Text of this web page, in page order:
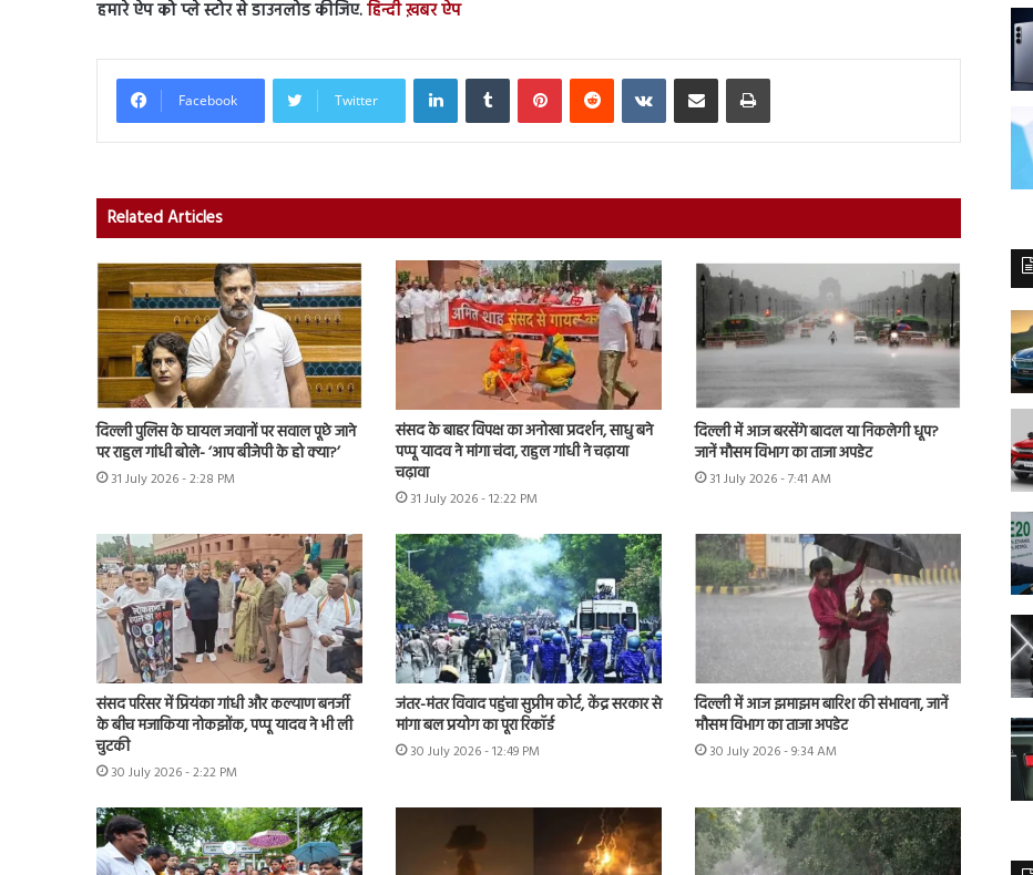
हमारे ऐप को प्ले स्टोर से डाउनलोड कीजिए.हिन्दी ख़बर ऐप
Facebook Twitter
LinkedInTumblr PinterestReddit VKontakteShare via Email Print
Related Articles
दिल्ली पुलिस के घायल जवानों पर सवाल पूछे जाने
पर राहुल गांधी बोले- ‘आप बीजेपी के हो क्या?’
31 July 2026 - 2:28 PM
संसद के बाहर विपक्ष का अनोखा प्रदर्शन, साधु बने
पप्पू यादव ने मांगा चंदा, राहुल गांधी ने चढ़ाया
चढ़ावा
31 July 2026 - 12:22 PM
दिल्ली में आज बरसेंगे बादल या निकलेगी धूप?
जानें मौसम विभाग का ताजा अपडेट
31 July 2026 - 7:41 AM
संसद परिसर में प्रियंका गांधी और कल्याण बनर्जी
के बीच मजाकिया नोकझोंक, पप्पू यादव ने भी ली
चुटकी
30 July 2026 - 2:22 PM
जंतर-मंतर विवाद पहुंचा सुप्रीम कोर्ट, केंद्र सरकार से
मांगा बल प्रयोग का पूरा रिकॉर्ड
30 July 2026 - 12:49 PM
दिल्ली में आज झमाझम बारिश की संभावना, जानें
मौसम विभाग का ताजा अपडेट
30 July 2026 - 9:34 AM